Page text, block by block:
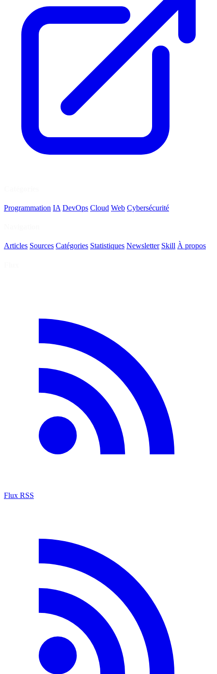
Programmation IA DevOps Cloud Web Cybersécurité
Articles Sources Catégories Statistiques Newsletter Skill À propos
Flux RSS